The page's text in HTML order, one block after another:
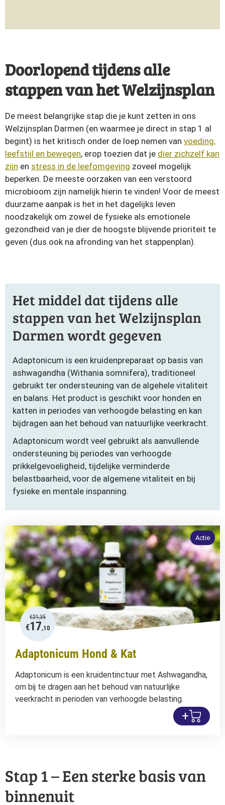
Doorlopend tijdens alle
stappen van het Welzijnsplan
De meest belangrijke stap die je kunt zetten in ons
Welzijnsplan Darmen (en waarmee je direct in stap 1 al
begint) is het kritisch onder de loep nemen van voeding,
leefstijl en bewegen, erop toezien dat je dier zichzelf kan
zijn en stress in de leefomgeving zoveel mogelijk
beperken. De meeste oorzaken van een verstoord
microbioom zijn namelijk hierin te vinden! Voor de meest
duurzame aanpak is het in het dagelijks leven
noodzakelijk om zowel de fysieke als emotionele
gezondheid van je dier de hoogste blijvende prioriteit te
geven (dus ook na afronding van het stappenplan).
Het middel dat tijdens alle
stappen van het Welzijnsplan
Darmen wordt gegeven
Adaptonicum is een kruidenpreparaat op basis van
ashwagandha (Withania somnifera), traditioneel
gebruikt ter ondersteuning van de algehele vitaliteit
en balans. Het product is geschikt voor honden en
katten in periodes van verhoogde belasting en kan
bijdragen aan het behoud van natuurlijke veerkracht.
Adaptonicum wordt veel gebruikt als aanvullende
ondersteuning bij periodes van verhoogde
prikkelgevoeligheid, tijdelijke verminderde
belastbaarheid, voor de algemene vitaliteit en bij
fysieke en mentale inspanning.
€21,35
€17,10
Actie
Adaptonicum Hond & Kat
Adaptonicum is een kruidentinctuur met Ashwagandha,
om bij te dragen aan het behoud van natuurlijke
veerkracht in perioden van verhoogde belasting.
+
Stap 1 – Een sterke basis van
binnenuit